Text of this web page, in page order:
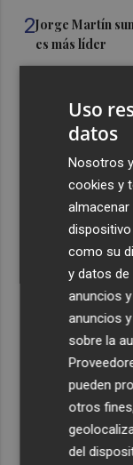
2Jorge Martín
es más líder
del legado de
Una gran
vuelve a
Plaza
Uso
datos
Nosotros
cookies y
como su
y datos
anuncios
anuncios
sobre la
pueden
otros
del